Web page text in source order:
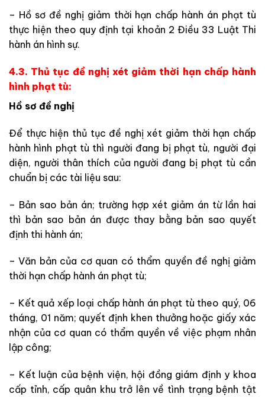
– Hồ sơ đề nghị giảm thời hạn chấp hành án phạt tù
thực hiện theo quy định tại khoản 2 Điều 33 Luật Thi
hành án hình sự.
4.3. Thủ tục đề nghị xét giảm thời hạn chấp hành
hình phạt tù:
Hồ sơ đề nghị
Để thực hiện thủ tục đề nghị xét giảm thời hạn chấp
hành hình phạt tù thì người đang bị phạt tù, người đại
diện, người thân thích của người đang bị phạt tù cần
chuẩn bị các tài liệu sau:
– Bản sao bản án; trường hợp xét giảm án từ lần hai
thì bản sao bản án được thay bằng bản sao quyết
định thi hành án;
– Văn bản của cơ quan có thẩm quyền đề nghị giảm
thời hạn chấp hành án phạt tù;
– Kết quả xếp loại chấp hành án phạt tù theo quý, 06
tháng, 01 năm; quyết định khen thưởng hoặc giấy xác
nhận của cơ quan có thẩm quyền về việc phạm nhân
lập công;
– Kết luận của bệnh viện, hội đồng giám định y khoa
cấp tỉnh, cấp quân khu trở lên về tình trạng bệnh tật